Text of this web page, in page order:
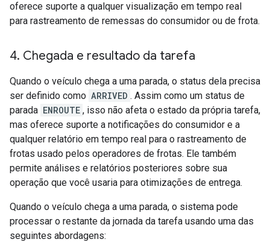
oferece suporte a qualquer visualização em tempo real
para rastreamento de remessas do consumidor ou de frota.
4. Chegada e resultado da tarefa
Quando o veículo chega a uma parada, o status dela precisa
ser definido como ARRIVED . Assim como um status de
parada ENROUTE , isso não afeta o estado da própria tarefa,
mas oferece suporte a notificações do consumidor e a
qualquer relatório em tempo real para o rastreamento de
frotas usado pelos operadores de frotas. Ele também
permite análises e relatórios posteriores sobre sua
operação que você usaria para otimizações de entrega.
Quando o veículo chega a uma parada, o sistema pode
processar o restante da jornada da tarefa usando uma das
seguintes abordagens: